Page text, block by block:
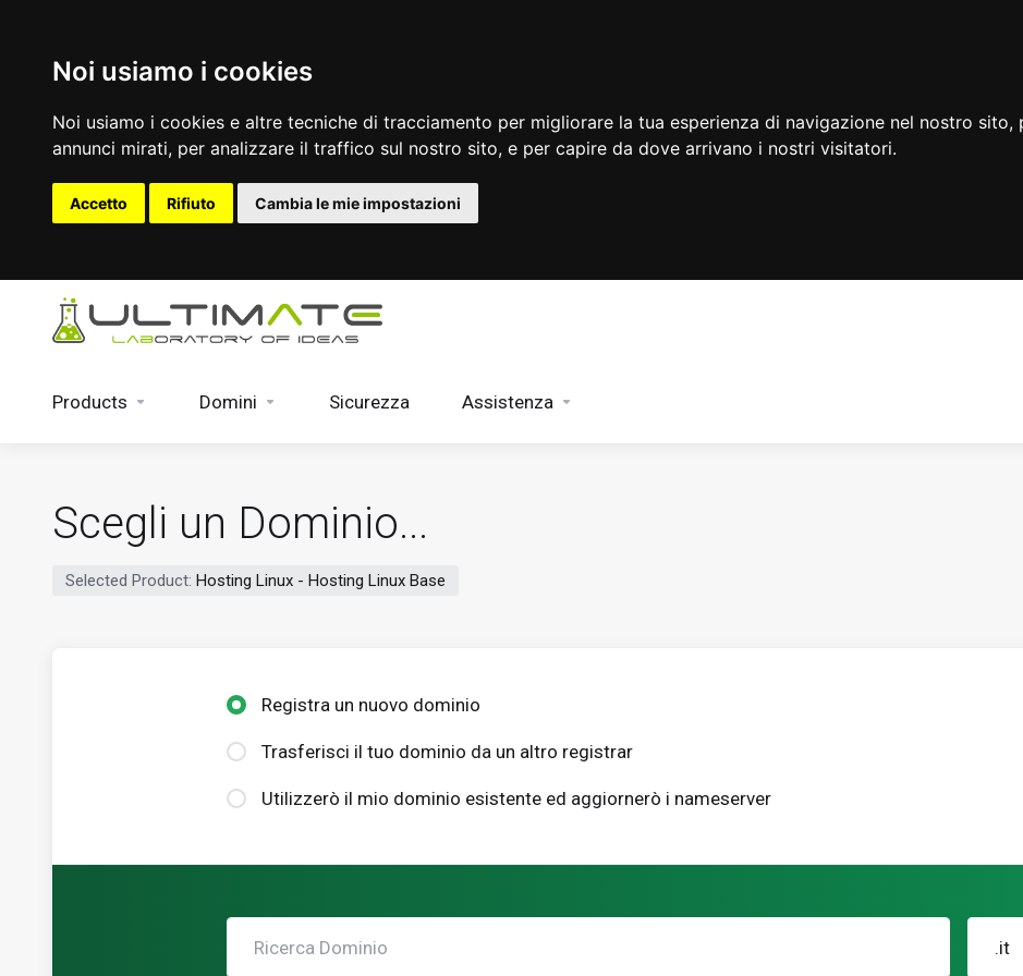
Noi usiamo i cookies
Noi usiamo i cookies e altre tecniche di tracciamento per migliorare la tua esperienza di navigazione nel nostro
annunci mirati, per analizzare il traffico sul nostro sito, e per capire da dove arrivano i nostri visitatori.
Accetto Rifiuto Cambia le mie impostazioni
Products Domini Sicurezza Assistenza
Scegli un Dominio...
Selected Product: Hosting Linux - Hosting Linux Base
Registra un nuovo dominio
Trasferisci il tuo dominio da un altro registrar
Utilizzerò il mio dominio esistente ed aggiornerò i nameserver
.it